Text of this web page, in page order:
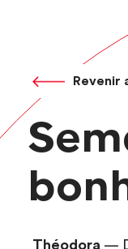
Revenir
Théodora —